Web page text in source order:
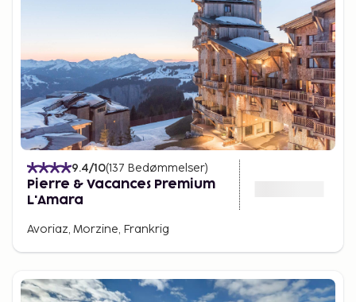
9.4/10(137 Bedømmelser)
Pierre & Vacances Premium
L'Amara
Avoriaz, Morzine, Frankrig